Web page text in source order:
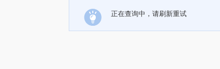
正在查询中，请刷新重试